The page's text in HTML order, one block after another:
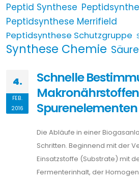
Peptid Synthese
Peptidsynthese Merrifield
Peptidsynthese Schutzgruppe
Synthese Chemie
4.
FEB.
2016
Schnelle
Spurenelementen
Die Abläufe in einer
Schritten. Beginnend mit der
Einsatzstoffe (Substrate) mit
Fermenterinhalt, der